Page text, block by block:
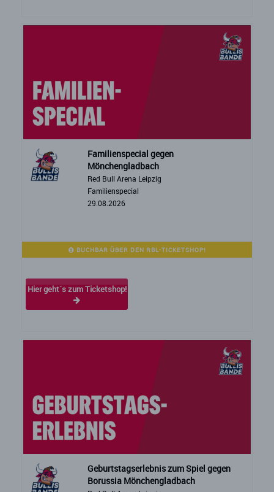
Familienspecial gegen
Mönchengladbach
Red Bull Arena Leipzig
Familienspecial
29.08.2026
BUCHBAR ÜBER DEN RBL-TICKETSHOP!
Hier geht´s zum Ticketshop!
Geburtstagserlebnis zum Spiel gegen
Borussia Mönchengladbach